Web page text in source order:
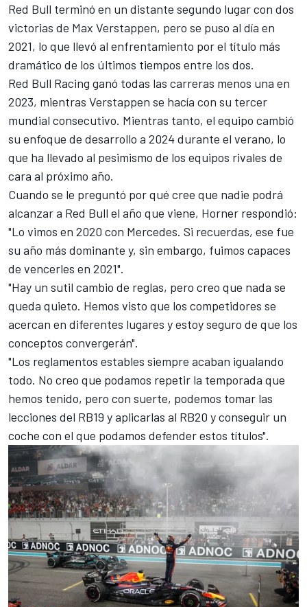
Red Bull terminó en un distante segundo lugar con dos
victorias de Max Verstappen, pero se puso al día en
2021, lo que llevó al enfrentamiento por el título más
dramático de los últimos tiempos entre los dos.
Red Bull Racing ganó todas las carreras menos una en
2023, mientras Verstappen se hacía con su tercer
mundial consecutivo. Mientras tanto, el equipo cambió
su enfoque de desarrollo a 2024 durante el verano, lo
que ha llevado al pesimismo de los equipos rivales de
cara al próximo año.
Cuando se le preguntó por qué cree que nadie podrá
alcanzar a Red Bull el año que viene, Horner respondió:
"Lo vimos en 2020 con Mercedes. Si recuerdas, ese fue
su año más dominante y, sin embargo, fuimos capaces
de vencerles en 2021".
"Hay un sutil cambio de reglas, pero creo que nada se
queda quieto. Hemos visto que los competidores se
acercan en diferentes lugares y estoy seguro de que los
conceptos convergerán".
"Los reglamentos estables siempre acaban igualando
todo. No creo que podamos repetir la temporada que
hemos tenido, pero con suerte, podemos tomar las
lecciones del RB19 y aplicarlas al RB20 y conseguir un
coche con el que podamos defender estos títulos".